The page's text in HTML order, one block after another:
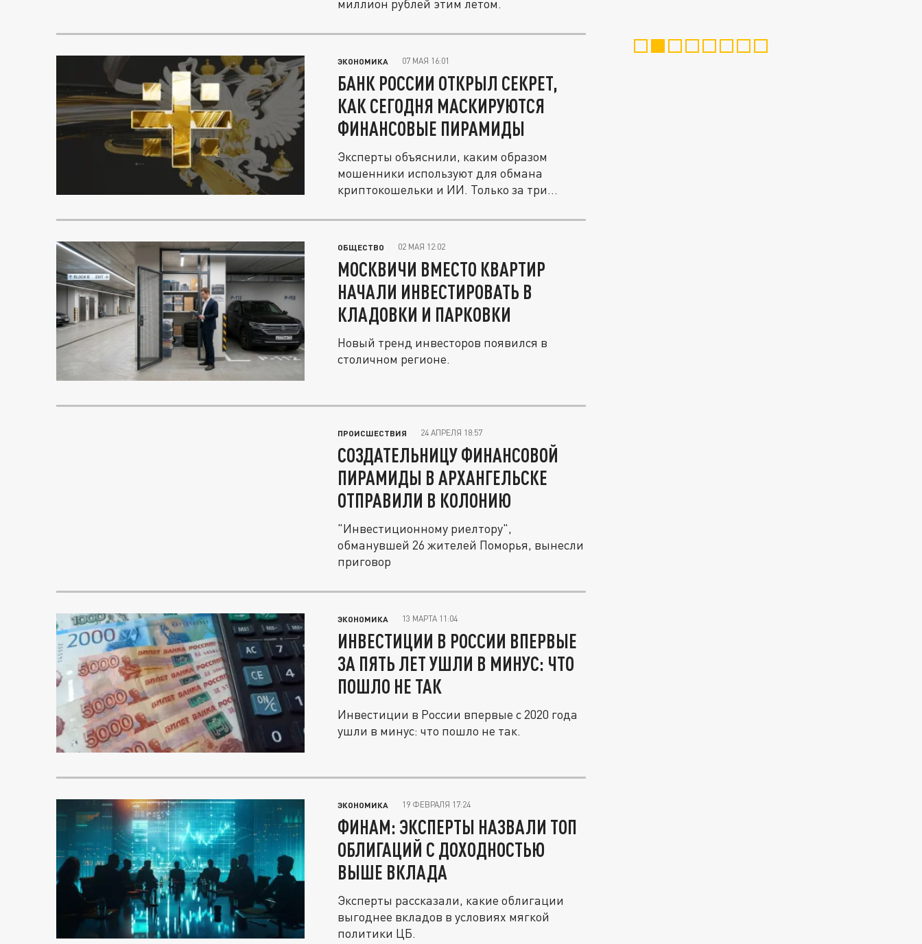
миллион рублей этим летом.
ЭКОНОМИКА 07 МАЯ 16:01
БАНК РОССИИ ОТКРЫЛ СЕКРЕТ,
КАК СЕГОДНЯ МАСКИРУЮТСЯ
ФИНАНСОВЫЕ ПИРАМИДЫ
Эксперты объяснили, каким образом
мошенники используют для обмана
криптокошельки и ИИ. Только за три
ОБЩЕСТВО 02 МАЯ 12:02
МОСКВИЧИ ВМЕСТО КВАРТИР
НАЧАЛИ ИНВЕСТИРОВАТЬ В
КЛАДОВКИ И ПАРКОВКИ
Новый тренд инвесторов появился в
столичном регионе.
ПРОИСШЕСТВИЯ 24 АПРЕЛЯ 18:57
СОЗДАТЕЛЬНИЦУ ФИНАНСОВОЙ
ПИРАМИДЫ В АРХАНГЕЛЬСКЕ
ОТПРАВИЛИ В КОЛОНИЮ
"Инвестиционному риелтору",
обманувшей 26 жителей Поморья, вынесли
приговор
ЭКОНОМИКА 13 МАРТА 11:04
ИНВЕСТИЦИИ В РОССИИ ВПЕРВЫЕ
ЗА ПЯТЬ ЛЕТ УШЛИ В МИНУС: ЧТО
ПОШЛО НЕ ТАК
Инвестиции в России впервые с 2020 года
ушли в минус: что пошло не так.
ЭКОНОМИКА 19 ФЕВРАЛЯ 17:24
ФИНАМ: ЭКСПЕРТЫ НАЗВАЛИ ТОП
ОБЛИГАЦИЙ С ДОХОДНОСТЬЮ
ВЫШЕ ВКЛАДА
Эксперты рассказали, какие облигации
выгоднее вкладов в условиях мягкой
политики ЦБ.